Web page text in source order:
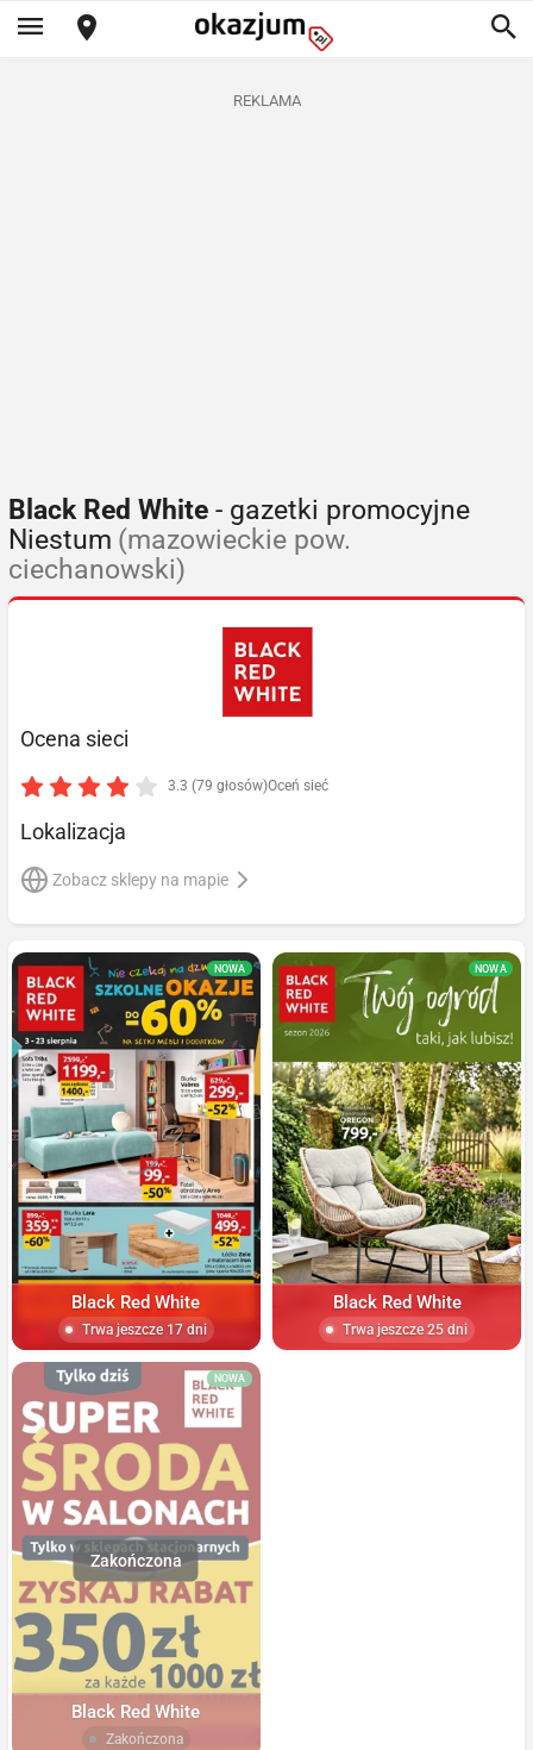
REKLAMA
Black Red White - gazetki promocyjne
Niestum (mazowieckie pow.
ciechanowski)
Ocena sieci
3.3 (79 głosów)Oceń sieć
Lokalizacja
Zobacz sklepy na mapie
NOWA
Black Red White
Trwa jeszcze 17 dni
NOWA
Black Red White
Trwa jeszcze 25 dni
NOWA
Black Red White
Zakończona